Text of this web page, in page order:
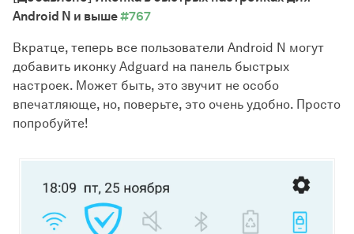
Android N и выше#767
Вкратце, теперь все пользователи Android N могут
добавить иконку Adguard на панель быстрых
настроек. Может быть, это звучит не особо
впечатляюще, но, поверьте, это очень удобно. Просто
попробуйте!